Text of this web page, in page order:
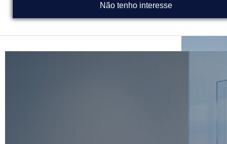
Não tenho interesse